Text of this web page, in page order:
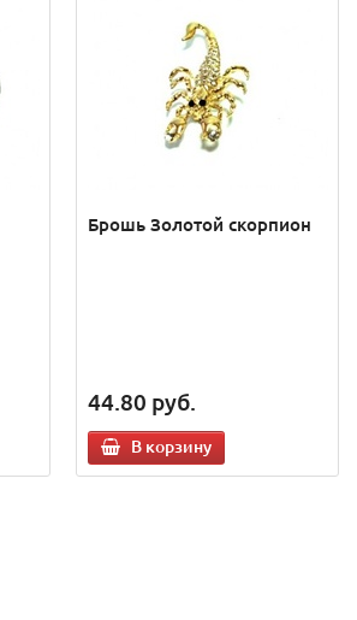
Брошь Золотой скорпион
44.80 руб.
В корзину